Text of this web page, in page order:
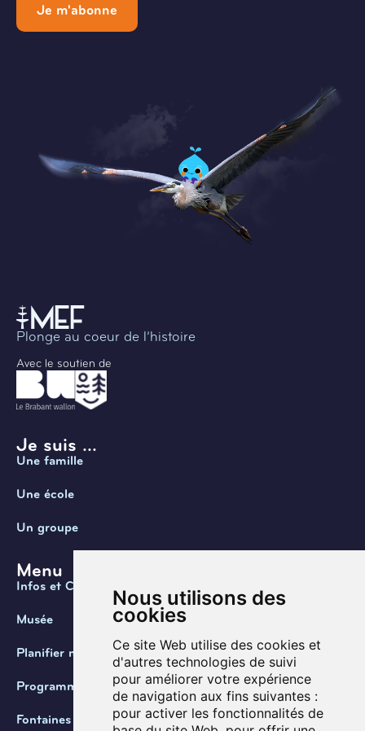
Nous utilisons des
cookies
Ce site Web utilise des cookies et
d'autres technologies de suivi
pour améliorer votre expérience
de navigation aux fins suivantes :
pour activer les fonctionnalités de
Je m'abonne
Plonge au coeur de l’histoire
Avec le soutien de
Je suis ...
Une famille
Une école
Un groupe
Menu
Infos et Contact
Musée
Planifier ma visite
Programmation
Fontaines de Belgique